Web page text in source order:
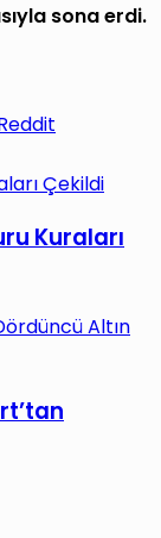
sona erdi.
Çekildi
Kuraları
Altın